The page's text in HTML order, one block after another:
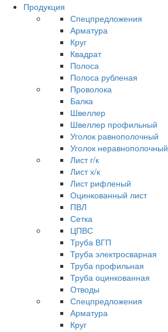
Продукция
Спецпредложения
Арматура
Круг
Квадрат
Полоса
Полоса рубленая
Проволока
Балка
Швеллер
Швеллер профильный
Уголок равнополочный
Уголок неравнополочный
Лист г/к
Лист х/к
Лист рифленый
Оцинкованный лист
ПВЛ
Сетка
ЦПВС
Труба ВГП
Труба электросварная
Труба профильная
Труба оцинкованная
Отводы
Спецпредложения
Арматура
Круг